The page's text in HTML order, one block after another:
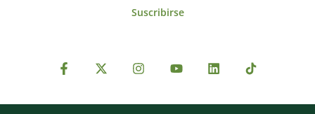
Suscribirse